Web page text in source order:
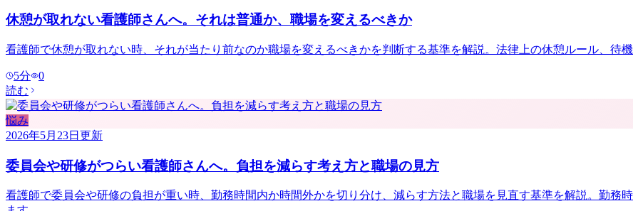
休憩が取れない看護師さんへ。それは普通か、職場を変えるべきか
看護師で休憩が取れない時、それが当たり前なのか職場を変えるべきかを判断する基準を解説。法律上の休憩ルール、待
5分
0
読む
悩み
2026年5月23日 更新
委員会や研修がつらい看護師さんへ。負担を減らす考え方と職場の見方
看護師で委員会や研修の負担が重い時、勤務時間内か時間外かを切り分け、減らす方法と職場を見直す基準を解説。勤務